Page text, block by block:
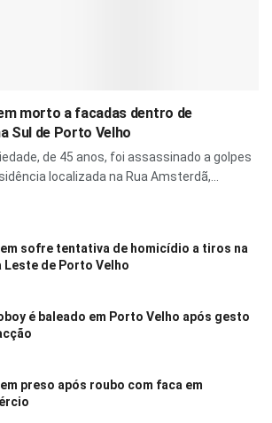
morto a facadas dentro de
Sul de Porto Velho
de 45 anos, foi assassinado a golpes
localizada na Rua Amsterdã,...
sofre tentativa de homicídio a tiros na
Leste de Porto Velho
é baleado em Porto Velho após gesto
preso após roubo com faca em